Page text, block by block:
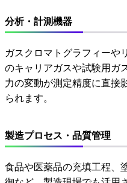
分析・計測機器
ガスクロマトグラフィーや
のキャリアガスや試験用ガ
力の変動が測定精度に直接
られます。
製造プロセス・品質管理
食品や医薬品の充填工程、